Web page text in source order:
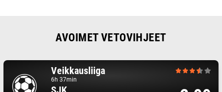
AVOIMET VETOVIHJEET
Veikkausliiga
6h 37min